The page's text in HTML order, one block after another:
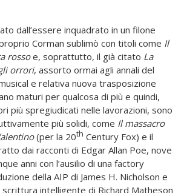
dall’essere inquadrato in un filone
Corman sublimò con titoli come Il
rossoe, soprattutto, il già citato La
orrori, assorto ormai agli annali del
e relativa nuova trasposizione
maturi per qualcosa di più e quindi,
più spregiudicati nelle lavorazioni, sono
più solidi, come Il massacro
(per la 20th Century Fox) e il
dai racconti di Edgar Allan Poe, nove
anni con l’ausilio di una factory
della AIP di James H. Nicholson e
scrittura intelligente di Richard Matheson